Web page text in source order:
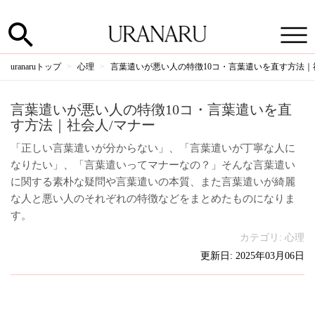
uranaruトップ 心理 言葉遣いが悪い人の特徴10コ・言葉遣いを直す方法
言葉遣いが悪い人の特徴10コ・言葉遣いを直
す方法｜社会人/マナー
「正しい言葉遣いが分からない」、「言葉遣いが丁寧な人に
なりたい」、「言葉遣いってマナーなの？」そんな言葉遣い
に関する素朴な疑問や言葉遣いの本質、また言葉遣いが綺麗
な人と悪い人のそれぞれの特徴などをまとめたものになりま
す。
カテゴリ: 心理
更新日: 2025年03月06日